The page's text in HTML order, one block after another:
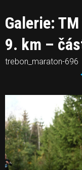
Galerie:
9. km –
trebon_maraton-696